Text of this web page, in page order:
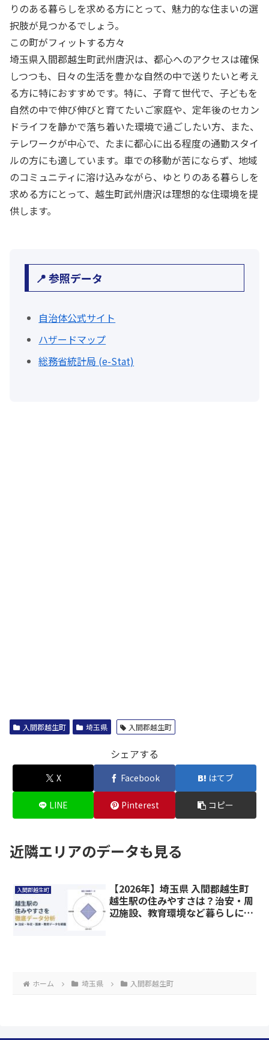
りのある暮らしを求める方にとって、魅力的な住まいの選
択肢が見つかるでしょう。
この町がフィットする方々
埼玉県入間郡越生町武州唐沢は、都心へのアクセスは確保
しつつも、日々の生活を豊かな自然の中で送りたいと考え
る方に特におすすめです。特に、子育て世代で、子どもを
自然の中で伸び伸びと育てたいご家庭や、定年後のセカン
ドライフを静かで落ち着いた環境で過ごしたい方、また、
テレワークが中心で、たまに都心に出る程度の通勤スタイ
ルの方にも適しています。車での移動が苦にならず、地域
のコミュニティに溶け込みながら、ゆとりのある暮らしを
求める方にとって、越生町武州唐沢は理想的な住環境を提
供します。
📍 参照データ
自治体公式サイト
ハザードマップ
総務省統計局 (e-Stat)
入間郡越生町 埼玉県 入間郡越生町
シェアする
X Facebook はてブ
LINE Pinterest コピー
近隣エリアのデータも見る
入間郡越生町
【2026年】埼玉県 入間郡越生町
越生駅の住みやすさは？治安・周
辺施設、教育環境など暮らしに関
ホーム 埼玉県 入間郡越生町